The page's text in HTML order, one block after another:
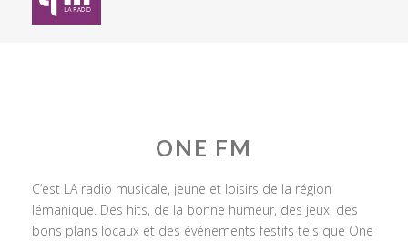
ONE FM
C’est LA radio musicale, jeune et loisirs de la région
lémanique. Des hits, de la bonne humeur, des jeux, des
bons plans locaux et des événements festifs tels que One